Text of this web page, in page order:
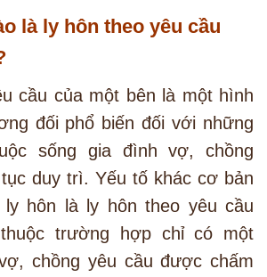
là ly hôn theo yêu cầu
cầu của một bên là một hình
đối phổ biến đối với những
sống gia đình vợ, chồng
duy trì. Yếu tố khác cơ bản
hôn là ly hôn theo yêu cầu
trường hợp chỉ có một
chồng yêu cầu được chấm